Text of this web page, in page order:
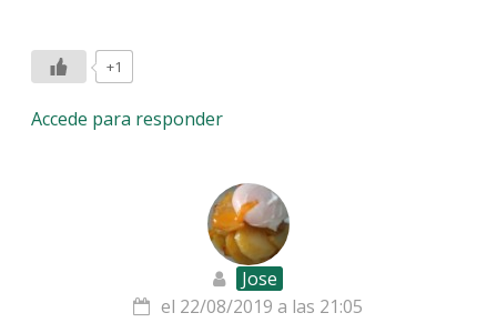
+1
Accede para responder
Jose
el 22/08/2019 a las 21:05